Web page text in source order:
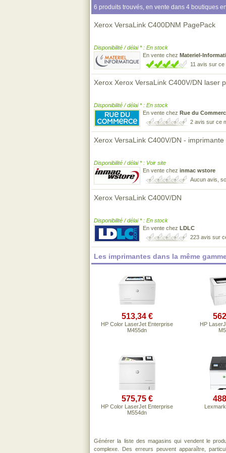
6 produits trouvés, en vente dans 4 boutiques
Xerox VersaLink C400DNM PagePack
Disponibilité / délai * : En stock
En vente chez Materiel-
11 avis sur
Xerox Xerox VersaLink C400V/DN laser
Disponibilité / délai * : En stock
En vente chez Rue du
2 avis sur ce
Xerox VersaLink C400V/DN -
Disponibilité / délai * : Voir site
En vente chez inmac wstore
Aucun avis,
Xerox VersaLink C400V/DN
Disponibilité / délai * : En stock
En vente chez LDLC
223 avis sur
Les imprimantes dans la même
513,34 €
HP Color LaserJet Enterprise
M455dn
HP
575,75 €
HP Color LaserJet Enterprise
M554dn
Générer la liste des magasins qui vendent le
complexe. Des erreurs peuvent apparaître,